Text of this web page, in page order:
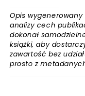
Opis
analizy cech
dokonał
książki, aby
zawartość bez
prosto z